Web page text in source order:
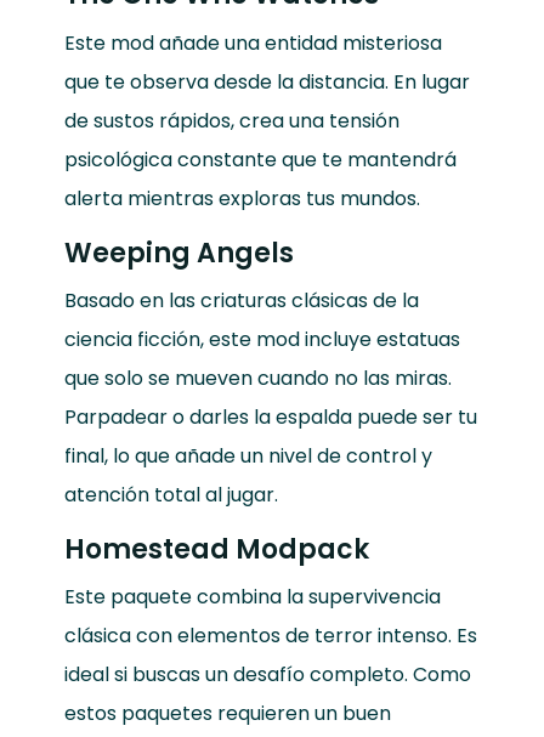
Este mod añade una entidad misteriosa
que te observa desde la distancia. En lugar
de sustos rápidos, crea una tensión
psicológica constante que te mantendrá
alerta mientras exploras tus mundos.
Weeping Angels
Basado en las criaturas clásicas de la
ciencia ficción, este mod incluye estatuas
que solo se mueven cuando no las miras.
Parpadear o darles la espalda puede ser tu
final, lo que añade un nivel de control y
atención total al jugar.
Homestead Modpack
Este paquete combina la supervivencia
clásica con elementos de terror intenso. Es
ideal si buscas un desafío completo. Como
estos paquetes requieren un buen